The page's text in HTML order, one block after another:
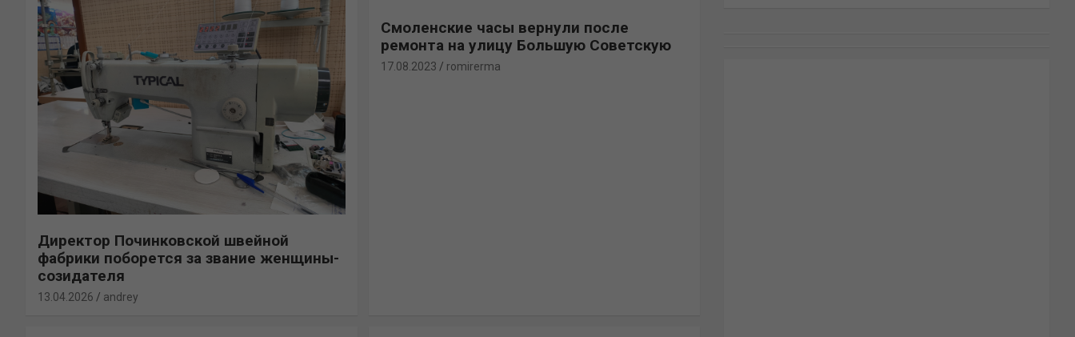
Директор Починковской швейной
фабрики поборется за звание женщины-
созидателя
13.04.2026 andrey
Смоленские часы вернули после
ремонта на улицу Большую Советскую
17.08.2023 romirerma